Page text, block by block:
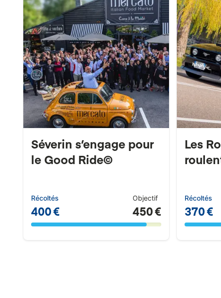
Séverin s’engage pour
le Good Ride©
Récoltés
400 €
Objectif
450 €
Les
Récoltés
370 €